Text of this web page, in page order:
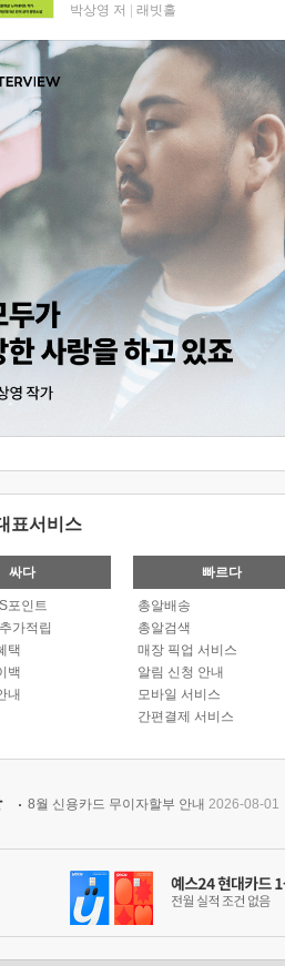
박상영 저 래빗홀
표서비스
싸다
포인트
가적립
택
백
내
빠르다
총알배송
총알검색
매장 픽업 서비스
알림 신청 안내
모바일 서비스
간편결제 서비스
8월 신용카드 무이자할부 안내 2026-08-01